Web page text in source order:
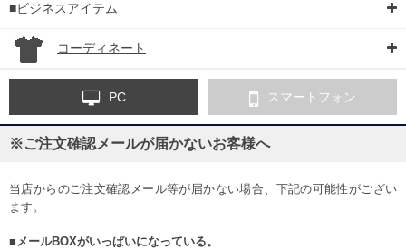
■ビジネスアイテム
コーディネート
PC スマートフォン
※ご注文確認メールが届かないお客様へ
当店からのご注文確認メール等が届かない場合、下記の可能性がござい
ます。
■メールBOXがいっぱいになっている。